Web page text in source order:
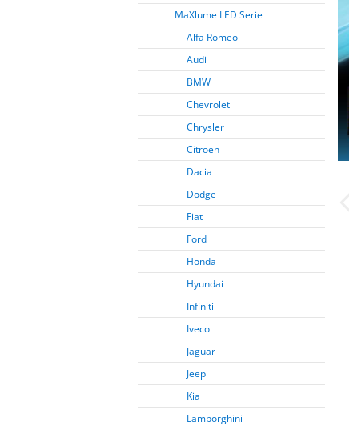
MaXlume LED Serie
Alfa Romeo
Audi
BMW
Chevrolet
Chrysler
Citroen
Dacia
Dodge
Fiat
Ford
Honda
Hyundai
Infiniti
Iveco
Jaguar
Jeep
Kia
Lamborghini